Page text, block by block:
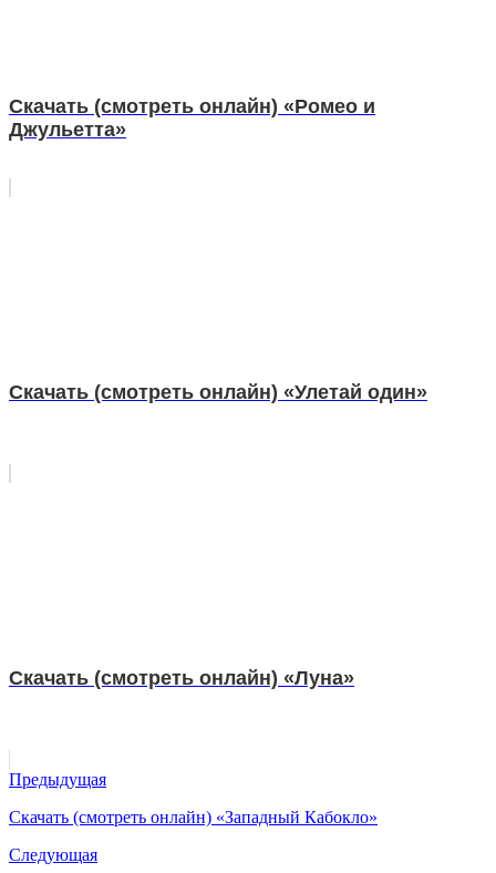
Скачать (смотреть онлайн) «Ромео и
Джульетта»
Скачать (смотреть онлайн) «Улетай один»
Скачать (смотреть онлайн) «Луна»
Предыдущая
Скачать (смотреть онлайн) «Западный Кабокло»
Следующая